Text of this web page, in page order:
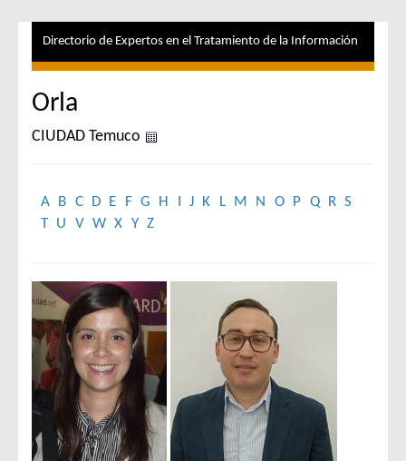
Directorio de Expertos en el Tratamiento de la Información
Orla
CIUDAD Temuco
A B C D E F G H J K L M N O P Q R S
T U V W X Y Z